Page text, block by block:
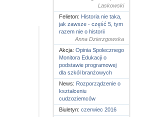
Laskowski
Felieton: Historia nie taka,
jak zawsze - część 5, tym
razem nie o historii
Anna Dzierzgowska
Akcja: Opinia Spolecznego
Monitora Edukacji o
podstawie programowej
dla szkól branżowych
News: Rozporządzenie o
kształceniu
cudzoziemców
Biuletyn: czerwiec 2016